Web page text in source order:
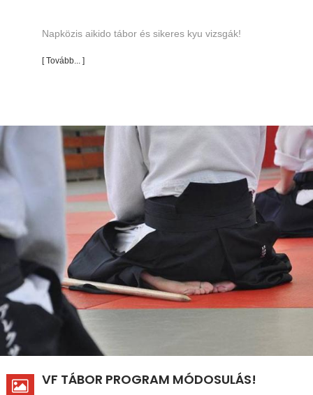
Napközis aikido tábor és sikeres kyu vizsgák!
[ Tovább... ]
VF TÁBOR PROGRAM MÓDOSULÁS!